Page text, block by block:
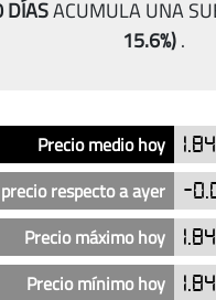
DÍASACUMULA UNA
15.6%).
Precio medio hoy
respecto a ayer -
Precio máximo hoy
Precio mínimo hoy